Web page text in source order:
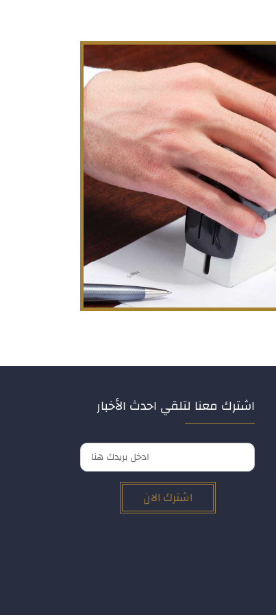
اشترك معنا لتلقي احدث الأخبار
اشترك الان